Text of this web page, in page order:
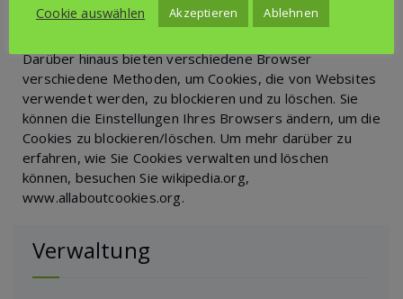
ermöglicht, Ihre Präferenzen zu ändern oder Ihre
Einwilligung vollständig zu widerrufen.
Darüber hinaus bieten verschiedene Browser
verschiedene Methoden, um Cookies, die von Websites
verwendet werden, zu blockieren und zu löschen. Sie
können die Einstellungen Ihres Browsers ändern, um die
Cookies zu blockieren/löschen. Um mehr darüber zu
erfahren, wie Sie Cookies verwalten und löschen
können, besuchen Sie wikipedia.org,
www.allaboutcookies.org.
Verwaltung
Cookie auswählen
Akzeptieren Ablehnen